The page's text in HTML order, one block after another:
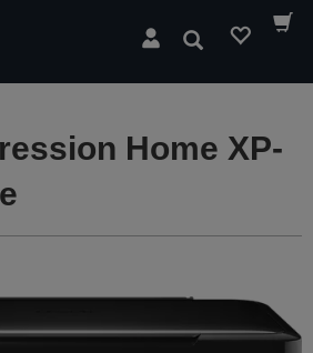
Pesquisar
Home XP-